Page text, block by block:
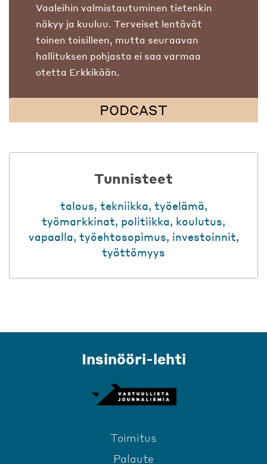
Vaaleihin valmistautuminen tietenkin
näkyy ja kuuluu. Terveiset lentävät
toinen toisilleen, mutta seuraavan
hallituksen pohjasta ei saa varmaa
otetta Erkkikään.
PODCAST
Tunnisteet
talous, tekniikka, työelämä,
työmarkkinat, politiikka, koulutus,
vapaalla, työehtosopimus, investoinnit,
työttömyys
Insinööri-lehti
Toimitus
Palaute